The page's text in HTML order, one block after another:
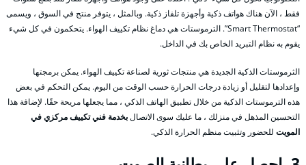
فقط ، الآن هناك هواتف ذكية وأجهزة تلفاز ذكية. وبالمثل ، يتوفر منتج في السوق ، ويسمى
“Smart Thermostat”. الترموستات هي دماغ نظام تكييف الهواء. يتحكمون في كل شيء
يقوم به نظام التبريد الخاص بك في الداخل.
الثرموستات الذكية الجديدة هي منتجات ثورية لصناعة تكييف الهواء. يمكن برمجتها
وإعدادها لتقليل أو زيادة درجات الحرارة حسب الوقت من اليوم. يمكن التحكم في بعض
هذه الترموستات الذكية من خلال تطبيق الهاتف الذكي ، مما يجعلها مريحة حقًا. لإضافة هذا
التحسين المذهل في منزلك ، ما عليك سوى الاتصالبخدمة فني تكييف مركزي في
المويت للحضور وتثبيت منظم الحرارة الذكي.